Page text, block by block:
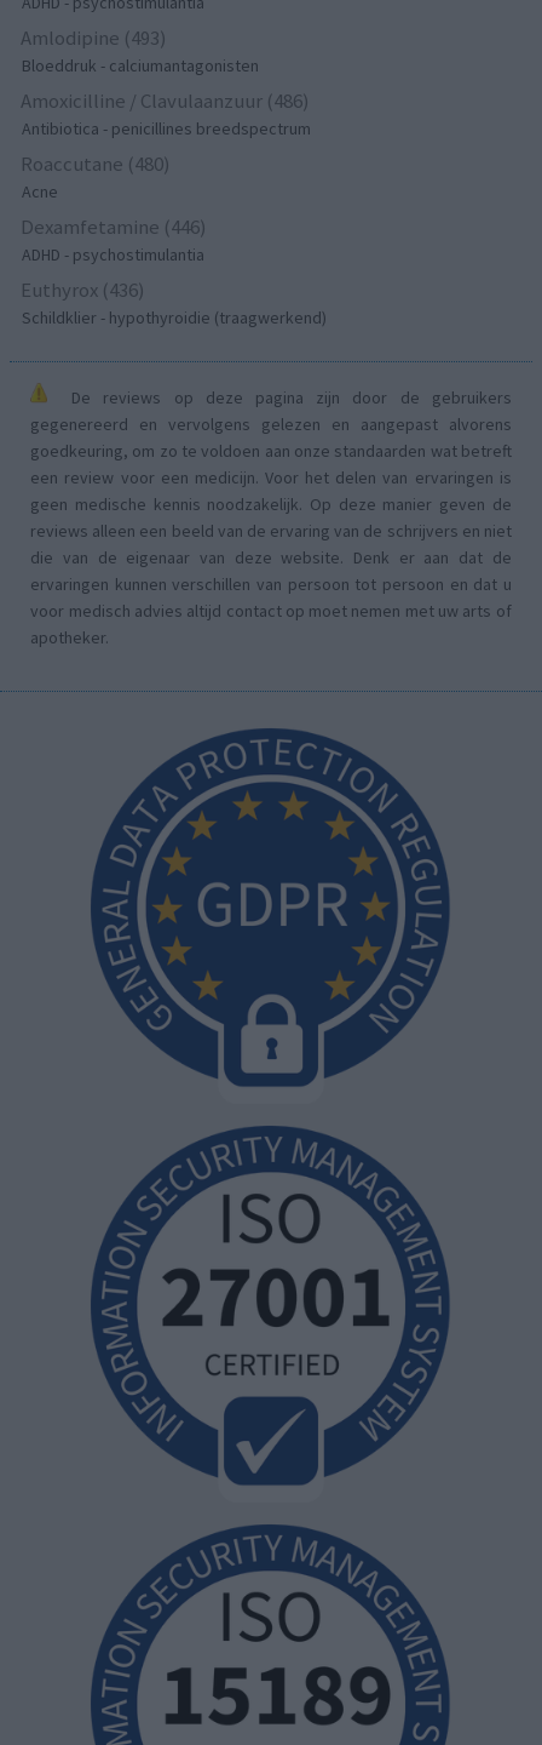
Amlodipine (493)
Bloeddruk - calciumantagonisten
Amoxicilline / Clavulaanzuur (486)
Antibiotica - penicillines breedspectrum
Roaccutane (480)
Acne
Dexamfetamine (446)
ADHD - psychostimulantia
Euthyrox (436)
Schildklier - hypothyroidie (traagwerkend)
De reviews op deze pagina zijn door de gebruikers
gegenereerd en vervolgens gelezen en aangepast alvorens
goedkeuring, om zo te voldoen aan onze standaarden wat betreft
een review voor een medicijn. Voor het delen van ervaringen is
geen medische kennis noodzakelijk. Op deze manier geven de
reviews alleen een beeld van de ervaring van de schrijvers en niet
die van de eigenaar van deze website. Denk er aan dat de
ervaringen kunnen verschillen van persoon tot persoon en dat u
voor medisch advies altijd contact op moet nemen met uw arts of
apotheker.